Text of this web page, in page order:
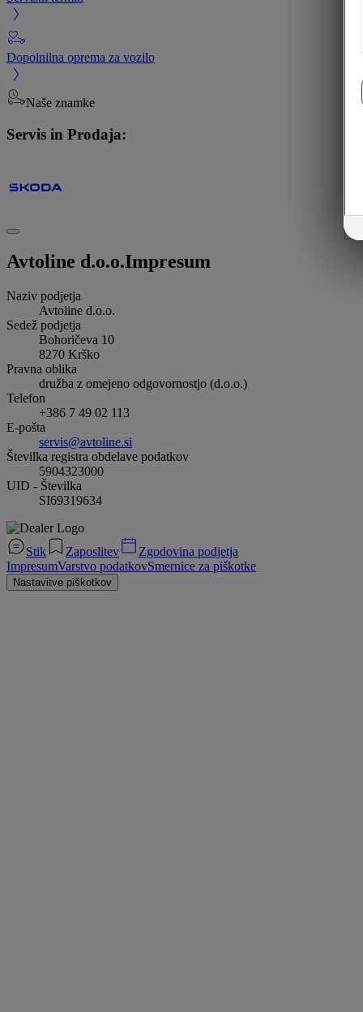
Dopolnilna oprema za vozilo
Naše znamke
Servis in Prodaja:
Avtoline d.o.o.Impresum
Naziv podjetja
Avtoline d.o.o.
Sedež podjetja
Bohoričeva 10
8270 Krško
Pravna oblika
družba z omejeno odgovornostjo (d.o.o.)
Telefon
+386 7 49 02 113
E-pošta
servis@avtoline.si
Številka registra obdelave podatkov
5904323000
UID - Številka
SI69319634
Stik Zaposlitev
Zgodovina podjetja
ImpresumVarstvo podatkovSmernice za piškotke
Nastavitve piškotkov